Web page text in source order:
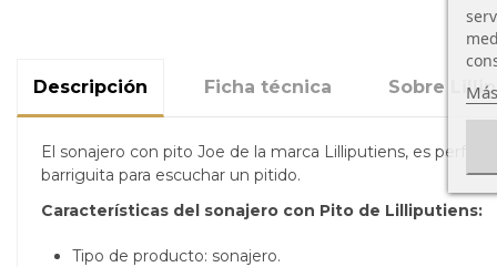
Descripción Ficha técnica Sobre
El sonajero con pito Joe de la marca Lilliputiens, es
barriguita para escuchar un pitido.
Características del sonajero con Pito de Lilliputiens:
Tipo de producto: sonajero.